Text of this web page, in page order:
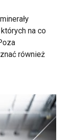
na co
również